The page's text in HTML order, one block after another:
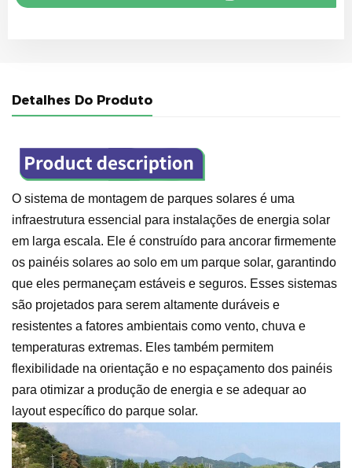
Detalhes Do Produto
O sistema de montagem de parques solares é uma
infraestrutura essencial para instalações de energia solar
em larga escala. Ele é construído para ancorar firmemente
os painéis solares ao solo em um parque solar, garantindo
que eles permaneçam estáveis e seguros. Esses sistemas
são projetados para serem altamente duráveis e
resistentes a fatores ambientais como vento, chuva e
temperaturas extremas. Eles também permitem
flexibilidade na orientação e no espaçamento dos painéis
para otimizar a produção de energia e se adequar ao
layout específico do parque solar.